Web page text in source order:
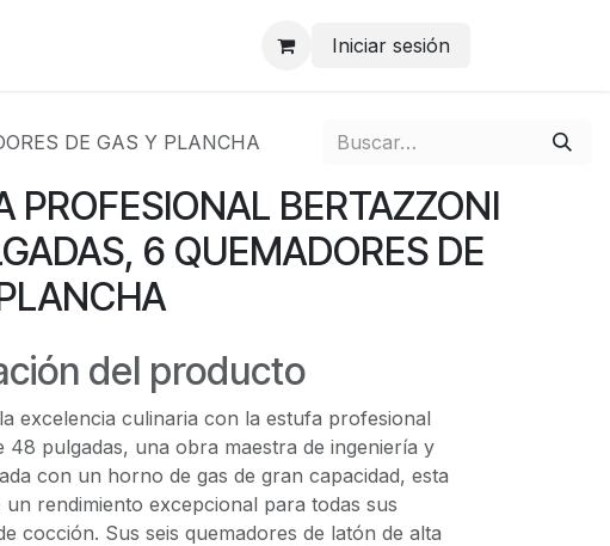
Iniciar sesión
DE GAS Y PLANCHA
PROFESIONAL BERTAZZONI
6 QUEMADORES DE
del producto
excelencia culinaria con la estufa profesional
48 pulgadas, una obra maestra de ingeniería y
con un horno de gas de gran capacidad, esta
rendimiento excepcional para todas sus
cocción. Sus seis quemadores de latón de alta